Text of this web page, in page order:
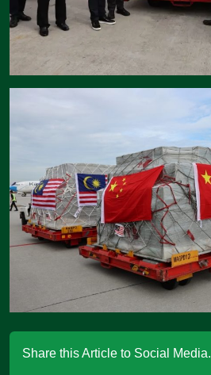
Share this Article to Social Media.